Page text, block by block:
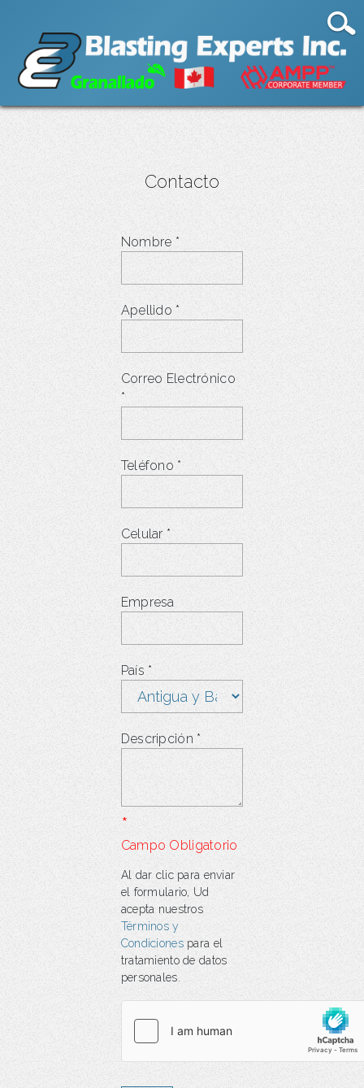
Contacto
Nombre *
Apellido *
Correo Electrónico
*
Teléfono *
Celular *
Empresa
País *
Descripción *
*
Campo Obligatorio
Al dar clic para enviar
el formulario, Ud
acepta nuestros
Términos y
Condicionespara el
tratamiento de datos
personales.